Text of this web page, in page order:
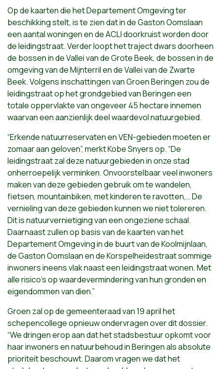
Op de kaarten die het Departement Omgeving ter
beschikking stelt, is te zien dat in de Gaston Oomslaan
een aantal woningen en de ACLI doorkruist worden door
de leidingstraat. Verder loopt het traject dwars doorheen
de bossen in de Vallei van de Grote Beek, de bossen in de
omgeving van de Mijnterril en de Vallei van de Zwarte
Beek. Volgens inschattingen van Groen Beringen zou de
leidingstraat op het grondgebied van Beringen een
totale oppervlakte van ongeveer 45 hectare innemen
waarvan een aanzienlijk deel waardevol natuurgebied.
“Erkende natuurreservaten en VEN-gebieden moeten er
zomaar aan geloven”, merkt Kobe Snyers op. “De
leidingstraat zal deze natuurgebieden in onze stad
onherroepelijk verminken. Onvoorstelbaar veel inwoners
maken van deze gebieden gebruik om te wandelen,
fietsen, mountainbiken, met kinderen te ravotten,… De
vernieling van deze gebieden kunnen we niet tolereren.
Dit is natuurvernietiging van een ongeziene schaal.
Daarnaast zullen op basis van de kaarten van het
Departement Omgeving in de buurt van de Koolmijnlaan,
de Gaston Oomslaan en de Korspelheidestraat sommige
inwoners ineens vlak naast een leidingstraat wonen. Met
alle risico’s op waardevermindering van hun gronden en
eigendommen van dien.”
Groen zal op de gemeenteraad van 19 april het
schepencollege opnieuw ondervragen over dit dossier.
“We dringen erop aan dat het stadsbestuur opkomt voor
haar inwoners en natuurbehoud in Beringen als absolute
prioriteit beschouwt. Daarom vragen we dat het